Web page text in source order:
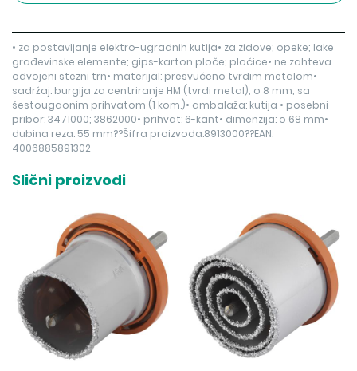
• za postavljanje elektro-ugradnih kutija• za zidove; opeke; lake
građevinske elemente; gips-karton ploče; pločice• ne zahteva
odvojeni stezni trn• materijal: presvučeno tvrdim metalom•
sadržaj: burgija za centriranje HM (tvrdi metal); o 8 mm; sa
šestougaonim prihvatom (1 kom.)• ambalaža: kutija • posebni
pribor: 3471000; 3862000• prihvat: 6-kant• dimenzija: o 68 mm•
dubina reza: 55 mm??Šifra proizvoda:8913000??EAN:
4006885891302
Slični proizvodi